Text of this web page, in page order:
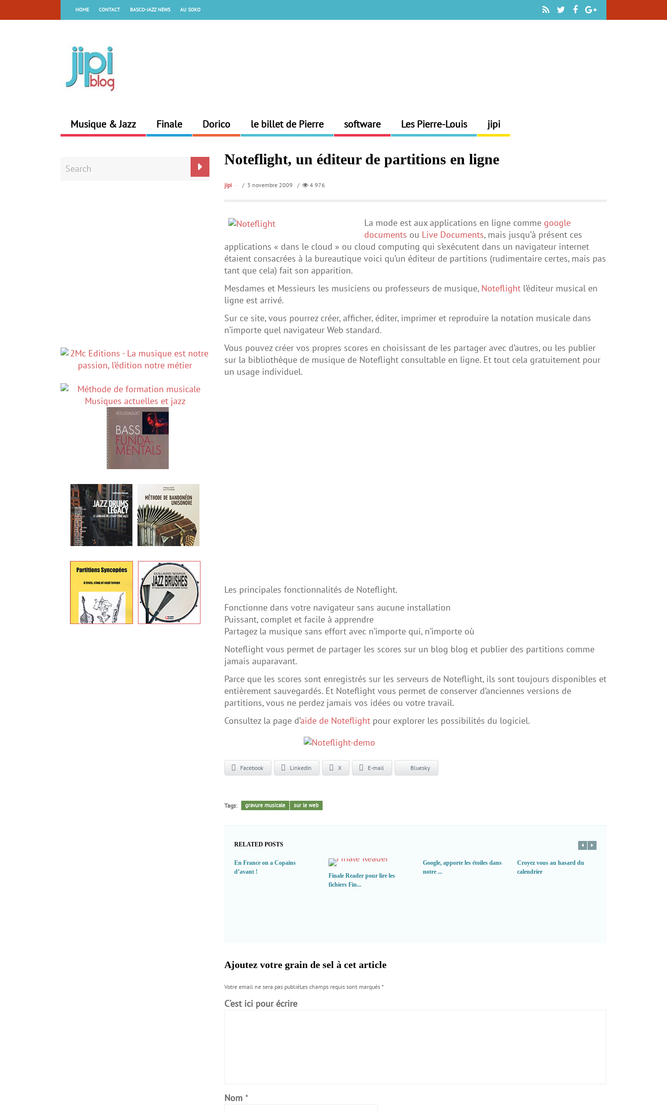
HOME CONTACT BASCO-JAZZ NEWS AU SOKO
Musique & Jazz Finale Dorico le billet de Pierre software Les Pierre-Louis jipi
Noteflight, un éditeur de partitions en ligne
jipi / 3 novembre 2009 / 4 976
La mode est aux applications en ligne comme google
documents ou Live Documents, mais jusqu’à présent ces
applications « dans le cloud » ou cloud computing qui s’exécutent dans un navigateur internet
étaient consacrées à la bureautique voici qu’un éditeur de partitions (rudimentaire certes, mais pas
tant que cela) fait son apparition.
Mesdames et Messieurs les musiciens ou professeurs de musique, Noteflight l’éditeur musical en
ligne est arrivé.
Sur ce site, vous pourrez créer, afficher, éditer, imprimer et reproduire la notation musicale dans
n’importe quel navigateur Web standard.
Vous pouvez créer vos propres scores en choisissant de les partager avec d’autres, ou les publier
sur la bibliothèque de musique de Noteflight consultable en ligne. Et tout cela gratuitement pour
un usage individuel.
Les principales fonctionnalités de Noteflight.
Fonctionne dans votre navigateur sans aucune installation
Puissant, complet et facile à apprendre
Partagez la musique sans effort avec n’importe qui, n’importe où
Noteflight vous permet de partager les scores sur un blog blog et publier des partitions comme
jamais auparavant.
Parce que les scores sont enregistrés sur les serveurs de Noteflight, ils sont toujours disponibles et
entièrement sauvegardés. Et Noteflight vous permet de conserver d’anciennes versions de
partitions, vous ne perdez jamais vos idées ou votre travail.
Consultez la page d’aide de Noteflight pour explorer les possibilités du logiciel.
Facebook LinkedIn X E-mail Bluesky
Tags: gravure musicale sur le web
RELATED POSTS
En France on a Copains
d’avant !
Finale Reader pour lire les
fichiers Fin...
Google, apporte les étoiles dans
notre ...
Croyez vous au hasard du
calendrier
Ajoutez votre grain de sel à cet article
Votre email ne sera pas publiéLes champs requis sont marqués *
C'est ici pour écrire
Nom *